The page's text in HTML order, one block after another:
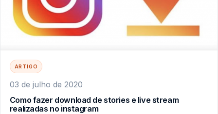
ARTIGO
03 de julho de 2020
Como fazer download de stories e live stream
realizadas no instagram